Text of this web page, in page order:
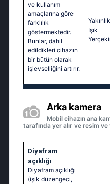
ve kullanım
amaçlarına göre
farklılık
göstermektedir.
Bunlar, dahil
edildikleri cihazın
bir bütün olarak
işlevselliğini artırır.
Yakınlık
Işık
Arka kamera
Mobil cihazın ana
tarafında yer alır ve resim ve
Diyafram
açıklığı
Diyafram açıklığı
(işık düzengeci,